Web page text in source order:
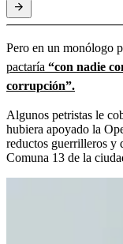
Pero en un monólogo
pactaría “con nadie
corrupción”.
Algunos petristas le
hubiera apoyado la
reductos guerrilleros y
Comuna 13 de la